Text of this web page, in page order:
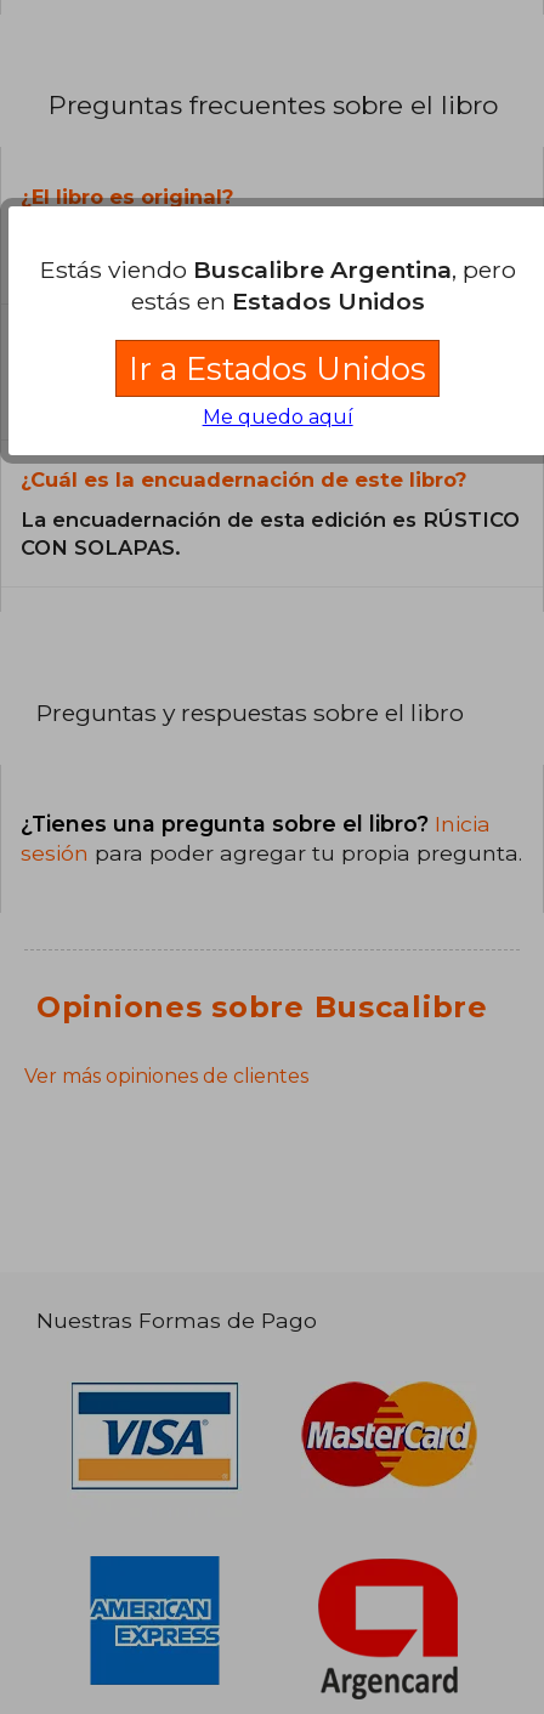
Preguntas frecuentes sobre el libro
¿El libro es original?
catálogo son Originales.
El libro está escrito en Español.
¿Cuál es la encuadernación de este libro?
La encuadernación de esta edición es RÚSTICO
CON SOLAPAS.
Preguntas y respuestas sobre el libro
¿Tienes una pregunta sobre el libro? Inicia
sesión para poder agregar tu propia pregunta.
Opiniones sobre Buscalibre
Ver más opiniones de clientes
Nuestras Formas de Pago
Estás viendo Buscalibre Argentina, pero
estás en Estados Unidos
Ir a Estados Unidos
Me quedo aquí